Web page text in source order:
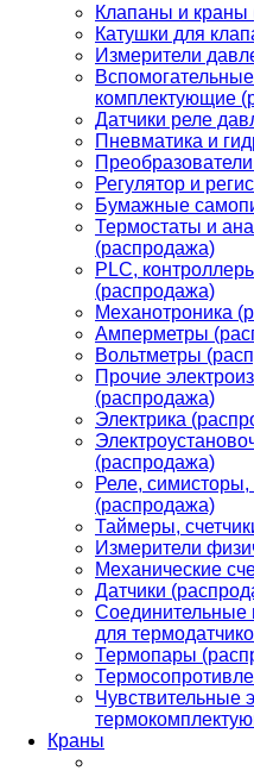
Клапаны и краны
Катушки для
Измерители
комплектующие
Датчики реле
Пневматика и
Регулятор и
Бумажные
Термостаты и
(распродажа)
PLС,
(распродажа)
Механотроника
Амперметры
Вольтметры
Прочие
(распродажа)
Электрика
(распродажа)
Реле,
(распродажа)
Таймеры,
Измерители
Механические
Датчики
Соединительные
для
Термопары
Чувствительные
Краны